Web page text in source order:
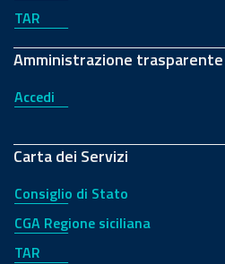
TAR
Amministrazione trasparente
Accedi
Carta dei Servizi
Consiglio di Stato
CGA Regione siciliana
TAR